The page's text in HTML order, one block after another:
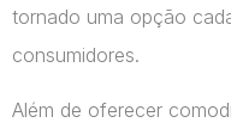
tornado uma opção
consumidores.
Além de oferecer